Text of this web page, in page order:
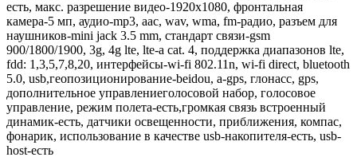
есть, макс. разрешение видео-1920x1080, фронтальная
камера-5 мп, аудио-mp3, aac, wav, wma, fm-радио, разъем для
наушников-mini jack 3.5 mm, стандарт связи-gsm
900/1800/1900, 3g, 4g lte, lte-a cat. 4, поддержка диапазонов lte,
fdd: 1,3,5,7,8,20, интерфейсы-wi-fi 802.11n, wi-fi direct, bluetooth
5.0, usb,геопозиционирование-beidou, a-gps, глонасс, gps,
дополнительное управлениеголосовой набор, голосовое
управление, режим полета-есть,громкая связь встроенный
динамик-есть, датчики освещенности, приближения, компас,
фонарик, использование в качестве usb-накопителя-есть, usb-
host-есть